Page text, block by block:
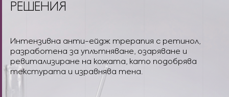
РЕШЕНИЯ
Интензивна анти-ейдж трерапия с ретинол,
разработена за уплътняване, озаряване и
ревитализиране на кожата, като подобрява
текстурата и изравнява тена.